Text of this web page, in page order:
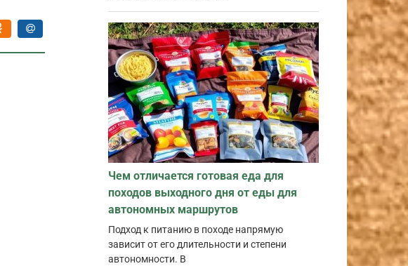
Чем отличается готовая еда для
походов выходного дня от еды для
автономных маршрутов
Подход к питанию в походе напрямую
зависит от его длительности и степени
автономности. В